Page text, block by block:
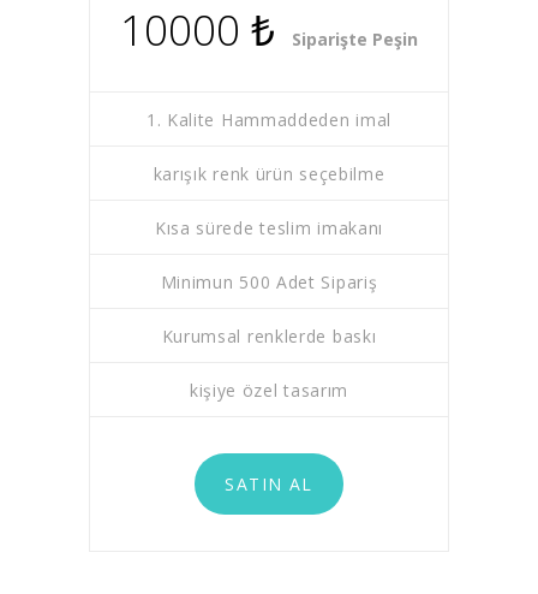
10000 ₺ Siparişte Peşin
1. Kalite Hammaddeden imal
karışık renk ürün seçebilme
Kısa sürede teslim imakanı
Minimun 500 Adet Sipariş
Kurumsal renklerde baskı
kişiye özel tasarım
SATIN AL